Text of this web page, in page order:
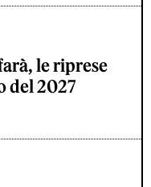
le riprese
del 2027